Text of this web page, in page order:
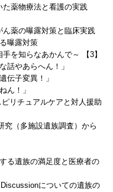
薬物療法と看護の実践
薬の曝露対策と臨床実践
曝露対策
を知らなあかんで～ 【3】
話やあらへん！」
伝子変異！」
ん！」
リチュアルケアと対人援助
（多施設遺族調査）から
る遺族の満足度と医療者の
についての遺族の